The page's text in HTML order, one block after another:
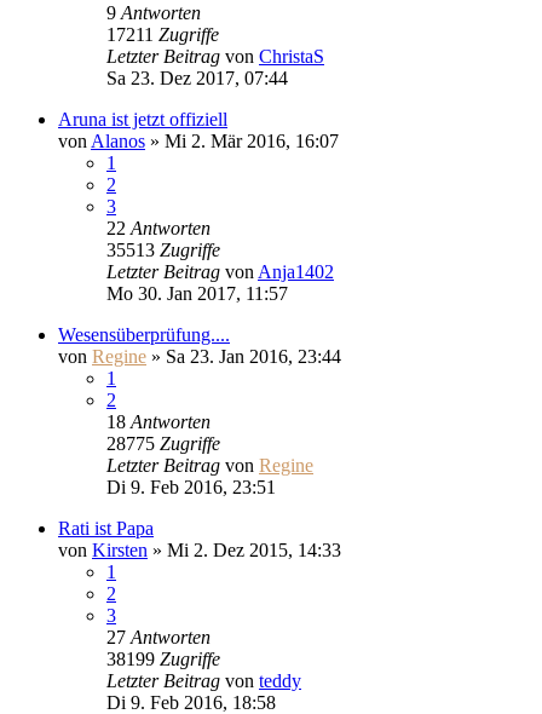
9 Antworten
17211 Zugriffe
Letzter Beitrag von ChristaS
Sa 23. Dez 2017, 07:44
Aruna ist jetzt offiziell
von Alanos » Mi 2. Mär 2016, 16:07
1
2
3
22 Antworten
35513 Zugriffe
Letzter Beitrag von Anja1402
Mo 30. Jan 2017, 11:57
Wesensüberprüfung....
von Regine » Sa 23. Jan 2016, 23:44
1
2
18 Antworten
28775 Zugriffe
Letzter Beitrag von Regine
Di 9. Feb 2016, 23:51
Rati ist Papa
von Kirsten » Mi 2. Dez 2015, 14:33
1
2
3
27 Antworten
38199 Zugriffe
Letzter Beitrag von teddy
Di 9. Feb 2016, 18:58